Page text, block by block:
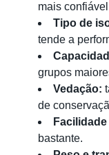
mais
Tipo de
tende a
grupos
Vedação:
de
bastante.